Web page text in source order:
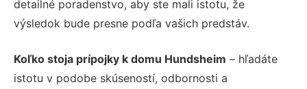
detailné poradenstvo, aby ste mali istotu, že
výsledok bude presne podľa vašich predstáv.
Koľko stoja prípojky k domu Hundsheim – hľadáte
istotu v podobe skúseností, odbornosti a